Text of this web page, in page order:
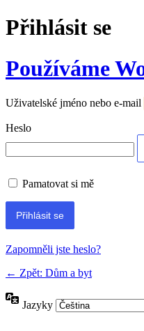
Přihlásit se
Používáme
Uživatelské jméno nebo e-mail
Heslo
Pamatovat si mě
Alternative:
Zapomněli jste heslo?
← Zpět: Dům a byt
Jazyky